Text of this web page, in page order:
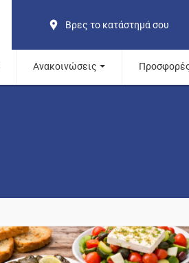
Βρες το κατάστημά σου
Ανακοινώσεις